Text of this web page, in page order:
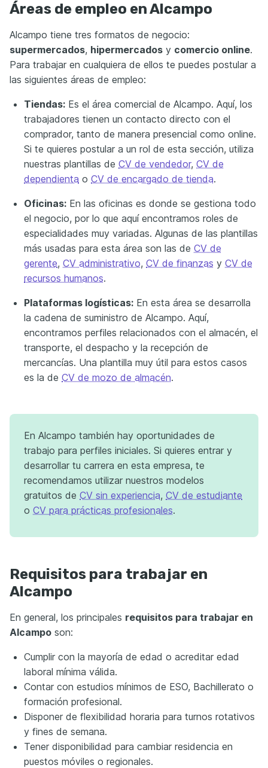
Áreas de empleo en Alcampo
Alcampo tiene tres formatos de negocio:
supermercados, hipermercados y comercio online.
Para trabajar en cualquiera de ellos te puedes postular a
las siguientes áreas de empleo:
Tiendas: Es el área comercial de Alcampo. Aquí, los
trabajadores tienen un contacto directo con el
comprador, tanto de manera presencial como online.
Si te quieres postular a un rol de esta sección, utiliza
nuestras plantillas de CV de vendedor, CV de
dependienta o CV de encargado de tienda.
Oficinas: En las oficinas es donde se gestiona todo
el negocio, por lo que aquí encontramos roles de
especialidades muy variadas. Algunas de las plantillas
más usadas para esta área son las de CV de
gerente, CV administrativo, CV de finanzas y CV de
recursos humanos.
Plataformas logísticas: En esta área se desarrolla
la cadena de suministro de Alcampo. Aquí,
encontramos perfiles relacionados con el almacén, el
transporte, el despacho y la recepción de
mercancías. Una plantilla muy útil para estos casos
es la de CV de mozo de almacén.
En Alcampo también hay oportunidades de
trabajo para perfiles iniciales. Si quieres entrar y
desarrollar tu carrera en esta empresa, te
recomendamos utilizar nuestros modelos
gratuitos de CV sin experiencia, CV de estudiante
o CV para prácticas profesionales.
Requisitos para trabajar en
Alcampo
En general, los principales requisitos para trabajar en
Alcampo son:
Cumplir con la mayoría de edad o acreditar edad
laboral mínima válida.
Contar con estudios mínimos de ESO, Bachillerato o
formación profesional.
Disponer de flexibilidad horaria para turnos rotativos
y fines de semana.
Tener disponibilidad para cambiar residencia en
puestos móviles o regionales.